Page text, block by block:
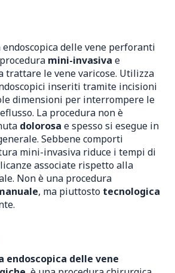
endoscopica delle vene perforanti
mini-invasiva e
trattare le vene varicose. Utilizza
inseriti tramite incisioni
dimensioni per interrompere le
La procedura non è
dolorosa e spesso si esegue in
Sebbene comporti
mini-invasiva riduce i tempi di
associate rispetto alla
Non è una procedura
, ma piuttosto tecnologica
endoscopica delle vene